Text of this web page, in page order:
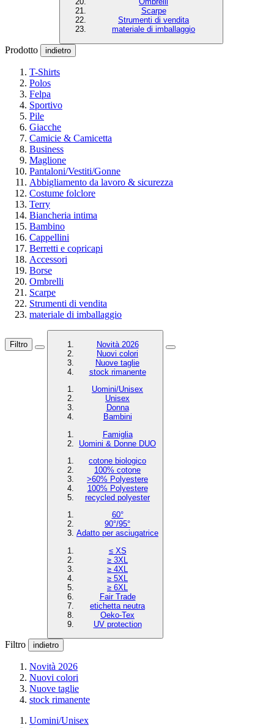
Scarpe
Strumenti di vendita
materiale di imballaggio
Prodotto indietro
T-Shirts
Polos
Felpa
Sportivo
Pile
Giacche
Camicie & Camicetta
Business
Maglione
Pantaloni/Vestiti/Gonne
Abbigliamento da lavoro & sicurezza
Costume folclore
Terry
Biancheria intima
Bambino
Cappellini
Berretti e copricapi
Accessori
Borse
Ombrelli
Scarpe
Strumenti di vendita
materiale di imballaggio
Filtro
Novità 2026
Nuovi colori
Nuove taglie
stock rimanente
Uomini/Unisex
Unisex
Donna
Bambini
Famiglia
Uomini & Donne DUO
cotone biologico
100% cotone
>60% Polyestere
100% Polyestere
recycled polyester
60°
90°/95°
Adatto per asciugatrice
≤ XS
≥ 3XL
≥ 4XL
≥ 5XL
≥ 6XL
Fair Trade
etichetta neutra
Oeko-Tex
UV protection
Filtro indietro
Novità 2026
Nuovi colori
Nuove taglie
stock rimanente
Uomini/Unisex